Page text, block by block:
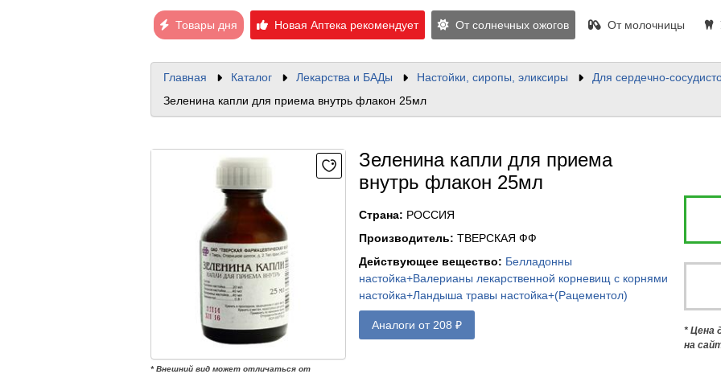
Товары дня Новая Аптека рекомендует От солнечных ожогов От молочницы
Главная Каталог Лекарства и БАДы Настойки, сиропы, эликсиры
Для сердечно-
Зеленина капли для приема внутрь флакон 25мл
* Внешний вид может отличаться от
Зеленина капли для приема
внутрь флакон 25мл
Страна: РОССИЯ
Производитель: ТВЕРСКАЯ ФФ
Действующее вещество: Белладонны
настойка+Валерианы лекарственной корневищ с корнями
настойка+Ландыша травы настойка+(Рацементол)
Аналоги от 208 ₽
* Цена
на